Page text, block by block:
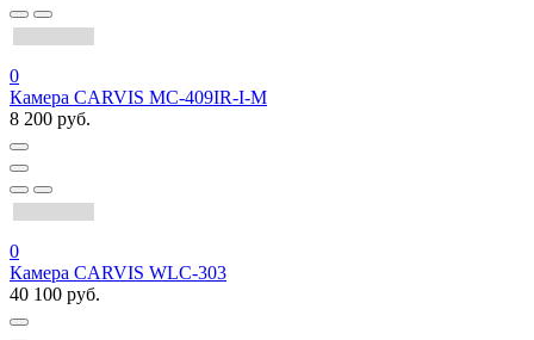
0
Камера CARVIS MС-409IR-I-M
8 200 руб.
0
Камера CARVIS WLC-303
40 100 руб.